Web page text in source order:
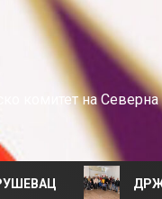
комитет на Северна
ДРЖАВНО